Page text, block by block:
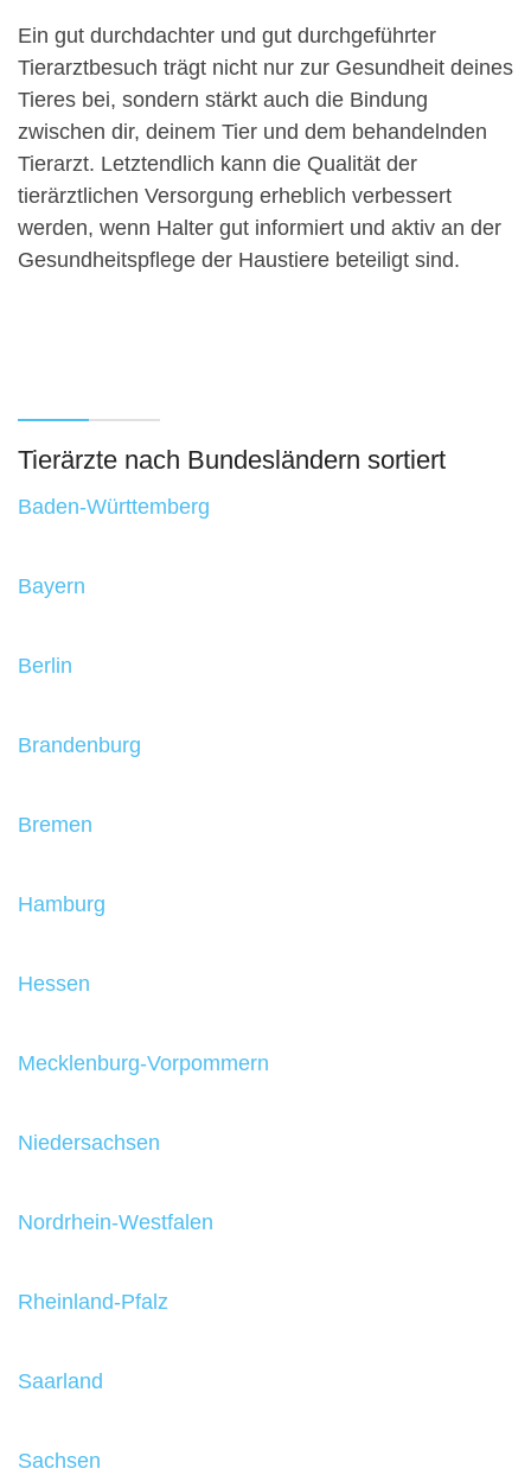
Ein gut durchdachter und gut durchgeführter
Tierarztbesuch trägt nicht nur zur Gesundheit deines
Tieres bei, sondern stärkt auch die Bindung
zwischen dir, deinem Tier und dem behandelnden
Tierarzt. Letztendlich kann die Qualität der
tierärztlichen Versorgung erheblich verbessert
werden, wenn Halter gut informiert und aktiv an der
Gesundheitspflege der Haustiere beteiligt sind.
Tierärzte nach Bundesländern sortiert
Baden-Württemberg
Bayern
Berlin
Brandenburg
Bremen
Hamburg
Hessen
Mecklenburg-Vorpommern
Niedersachsen
Nordrhein-Westfalen
Rheinland-Pfalz
Saarland
Sachsen